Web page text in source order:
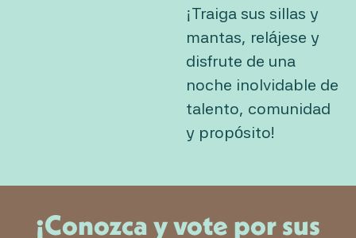
¡Traiga sus sillas y
mantas, relájese y
disfrute de una
noche inolvidable de
talento, comunidad
y propósito!
¡Conozca y vote por sus